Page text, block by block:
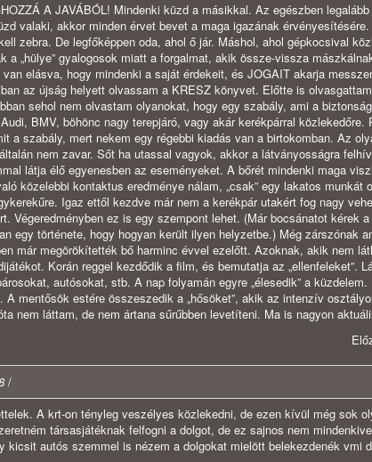
A JAVÁBÓL! Mindenki küzd a másikkal. Az egészben
valaki, akkor minden érvet bevet a maga igazának
zebra. De legfőképpen oda, ahol ő jár. Máshol, ahol gépkocsival
a „hülye” gyalogosok miatt a forgalmat, akik össze-vissza
van elásva, hogy mindenki a saját érdekeit, és JOGAIT akarja
az újság helyett olvassam a KRESZ könyvet. Előtte is
sehol nem olvastam olyanokat, hogy egy szabály, ami a
BMV, böhönc nagy terepjáró, vagy akár kerékpárral
a szabály, mert nekem egy régebbi kiadás van a birtokomban. Az
nem zavar. Sőt ha utassal vagyok, akkor a látványosságra
látja élő egyenesben az eseményeket. A bőrét mindenki maga
közelebbi kontaktus eredménye nálam, „csak” egy lakatos munkát
Igaz ettől kezdve már nem a kerékpár utakért fog nagy
Végeredményben ez is egy szempont lehet. (Már bocsánatot kérek
egy története, hogy hogyan került ilyen helyzetbe.) Még zárszónak
már megörökítették bő harminc évvel ezelőtt. Azoknak, akik nem
Korán reggel kezdődik a film, és bemutatja az „ellenfeleket”.
autósokat, stb. A nap folyamán egyre „élesedik” a
A mentősök estére összeszedik a „hősöket”, akik az intenzív
nem láttam, de nem ártana sűrűbben levetíteni. Ma is nagyon
/
A krt-on tényleg veszélyes közlekedni, de ezen kívül még sok
társasjátéknak felfogni a dolgot, de ez sajnos nem
kicsit autós szemmel is nézem a dolgokat mielött belekezdenék vmi